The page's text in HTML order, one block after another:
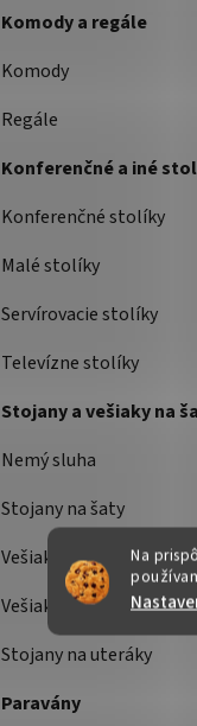
Na
Komody a regále
Komody
Regále
Konferenčné a iné
Konferenčné stolíky
Malé stolíky
Servírovacie stolíky
Televízne stolíky
Stojany a vešiaky na
Nemý sluha
Stojany na šaty
Vešiaky
Vešiakové steny
Stojany na uteráky
Paravány